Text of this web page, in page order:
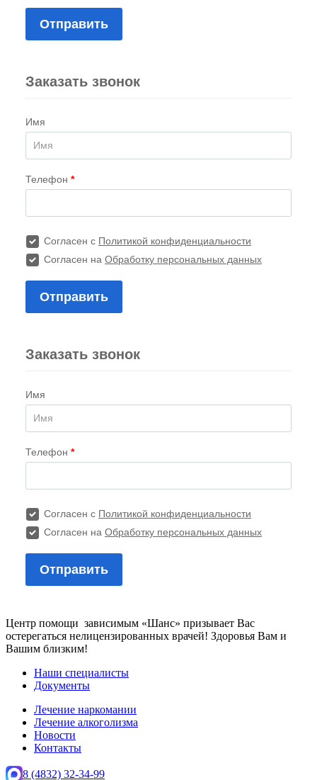
Центр помощи зависимым «Шанс» призывает Вас
остерегаться нелицензированных врачей! Здоровья Вам и
Вашим близким!
Наши специалисты
Документы
Лечение наркомании
Лечение алкоголизма
Новости
Контакты
8 (4832) 32-34-99